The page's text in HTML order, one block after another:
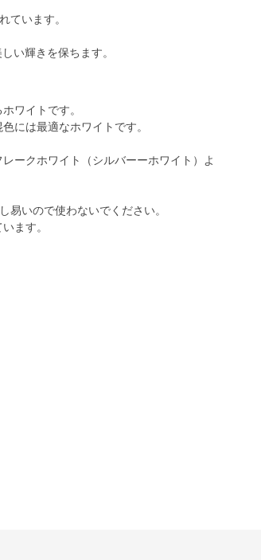
ています。
い輝きを保ちます。
ワイトです。
には最適なホワイトです。
ークホワイト（シルバーーホワイト）よ
いので使わないでください。
ます。